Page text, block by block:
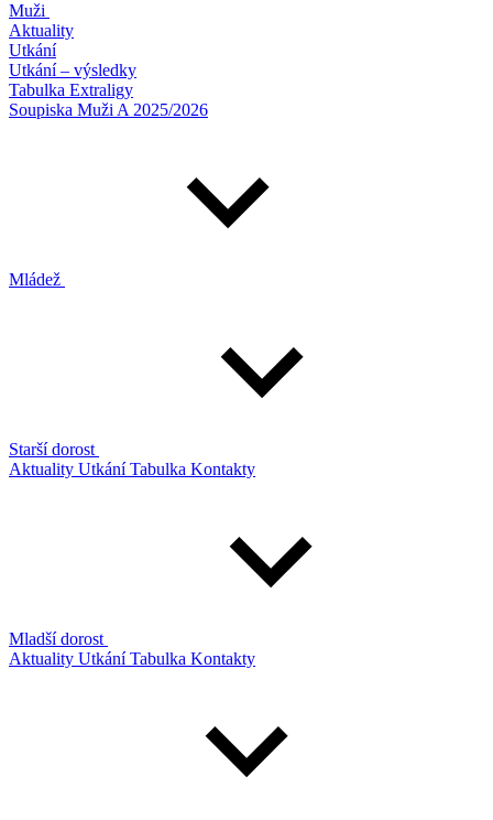
Muži
Aktuality
Utkání
Utkání – výsledky
Tabulka Extraligy
Soupiska Muži A 2025/2026
Mládež
Starší dorost
Aktuality UtkáníTabulka Kontakty
Mladší dorost
Aktuality UtkáníTabulka Kontakty